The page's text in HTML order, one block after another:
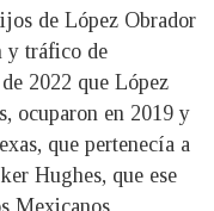
de López Obrador
y tráfico de
2022 que López
ocuparon en 2019 y
que pertenecía a
Hughes, que ese